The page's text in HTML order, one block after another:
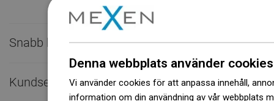
Snabb kontakt 
Kundservice 
Denna webbplats använder cookies
Vi använder cookies för att anpassa innehåll,
information om din användning av vår webbplats